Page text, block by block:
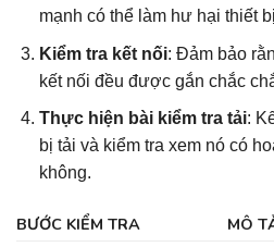
mạnh có thể làm hư hại thiết
Kiểm tra kết nối: Đảm bảo
kết nối đều được gắn chắc
Thực hiện bài kiểm tra tải:
bị tải và kiểm tra xem nó có
không.
BƯỚC KIỂM TRA
MÔ